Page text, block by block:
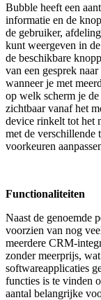
Bubble heeft een
informatie en de
de gebruiker,
kunt weergeven in
de beschikbare
van een gesprek
wanneer je met
op welk scherm je
zichtbaar vanaf het
device rinkelt tot het
met de verschillende
voorkeuren
Functionaliteiten
Naast de genoemde
voorzien van nog
meerdere CRM-
zonder meerprijs,
softwareapplicaties
functies is te vinden
aantal belangrijke